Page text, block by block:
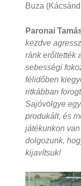
Buza
Paronai
kezdve
ránk erőltették
sebességi
félidőben
ritkábban
Sajóvölgye
produkált, és
játékunkon
dolgozunk,
kijavítsuk!